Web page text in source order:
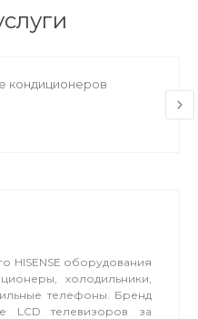
кондиционеров
HISENSE оборудования
холодильники,
телефоны. Бренд
LCD телевизоров за